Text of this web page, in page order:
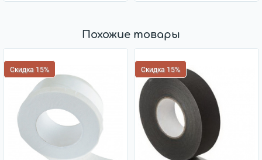
Похожие товары
Скидка 15% Скидка 15%